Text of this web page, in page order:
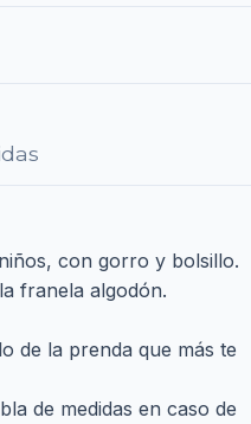
con gorro y bolsillo.
franela algodón.
de la prenda que más te
de medidas en caso de